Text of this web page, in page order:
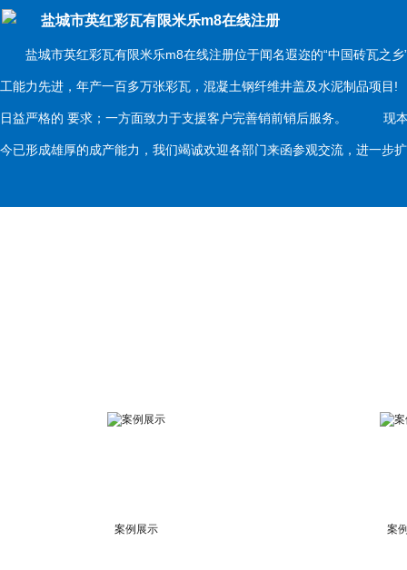
盐城市英红彩瓦有限米乐m8在线注册
盐城市英红彩瓦有限米乐m8在线注册位于闻名遐迩的“中国砖瓦之乡
工能力先进，年产一百多万张彩瓦，混凝土钢纤维井盖及水泥制品项
日益严格的 要求；一方面致力于支援客户完善销前销后服务。 现本
今已形成雄厚的成产能力，我们竭诚欢迎各部门来函参观交流，进一
案例展示 案